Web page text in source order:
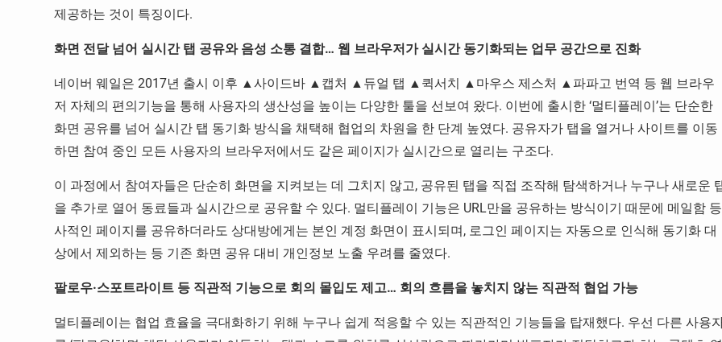
제공하는 것이 특징이다.
화면 전달 넘어 실시간 탭 공유와 음성 소통 결합… 웹 브라우저가 실시간 동기화되는 업무 공간으로 진화
네이버 웨일은 2017년 출시 이후 ▲사이드바 ▲캡처 ▲듀얼 탭 ▲퀵서치 ▲마우스 제스처 ▲파파고 번역 등 웹 브라우
저 자체의 편의기능을 통해 사용자의 생산성을 높이는 다양한 툴을 선보여 왔다. 이번에 출시한 ‘멀티플레이’는 단순한
화면 공유를 넘어 실시간 탭 동기화 방식을 채택해 협업의 차원을 한 단계 높였다. 공유자가 탭을 열거나 사이트를 이동
하면 참여 중인 모든 사용자의 브라우저에서도 같은 페이지가 실시간으로 열리는 구조다.
이 과정에서 참여자들은 단순히 화면을 지켜보는 데 그치지 않고, 공유된 탭을 직접 조작해 탐색하거나 누구나 새로운
을 추가로 열어 동료들과 실시간으로 공유할 수 있다. 멀티플레이 기능은 URL만을 공유하는 방식이기 때문에 메일함 등
사적인 페이지를 공유하더라도 상대방에게는 본인 계정 화면이 표시되며, 로그인 페이지는 자동으로 인식해 동기화 대
상에서 제외하는 등 기존 화면 공유 대비 개인정보 노출 우려를 줄였다.
팔로우·스포트라이트 등 직관적 기능으로 회의 몰입도 제고… 회의 흐름을 놓치지 않는 직관적 협업 가능
멀티플레이는 협업 효율을 극대화하기 위해 누구나 쉽게 적응할 수 있는 직관적인 기능들을 탑재했다. 우선 다른 사용